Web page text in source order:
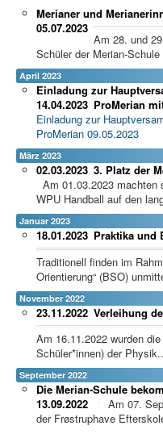
Merianer und
05.07.2023
Am 28. und
Schüler der Merian-
April 2023
Einladung zur
ProMerian
14.04.2023
Einladung zur
ProMerian 09.05.2023
März 2023
3. Platz der
02.03.2023
Am 01.03.2023 machten
WPU Handball auf den
Januar 2023
Praktika und
18.01.2023
Traditionell finden im
Orientierung“ (BSO)
November 2022
Verleihung
23.11.2022
Am 16.11.2022 wurden
Schüler*innen) der
September 2022
Die Merian-Schule
13.09.2022
Am 07.
der Frøstruphave